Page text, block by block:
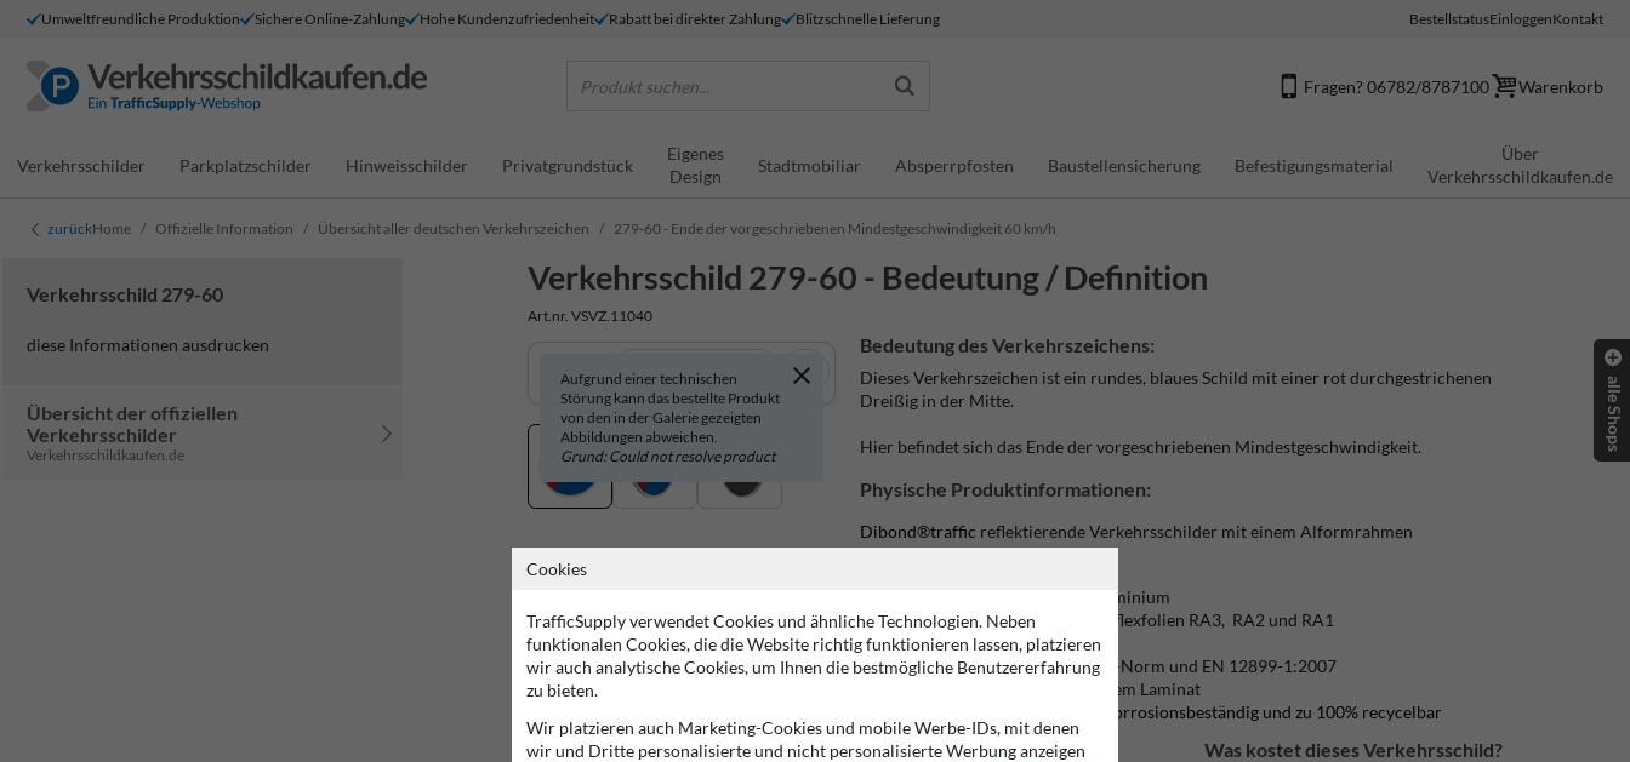
Umweltfreundliche Produktion Sichere Online-Zahlung Hohe Kundenzufriedenheit Rabatt bei direkter Zahlung Blitzschnelle Lieferung BestellstatusEinloggenKontakt
Produkt suchen... Fragen? 06782/8787100 Warenkorb
Verkehrsschilder Parkplatzschilder Hinweisschilder Privatgrundstück
Eigenes
Design
Stadtmobiliar Absperrpfosten Baustellensicherung Befestigungsmaterial
Über
Verkehrsschildkaufen.de
zurückHome Offizielle Information Übersicht aller deutschen Verkehrszeichen 279-60 - Ende der vorgeschriebenen Mindestgeschwindigkeit 60 km/h
Verkehrsschild 279-60
diese Informationen ausdrucken
Übersicht der offiziellen
Verkehrsschilder
Verkehrsschildkaufen.de
Verkehrsschild 279-60 - Bedeutung / Definition
Art.nr. VSVZ.11040
Aufgrund einer technischen
Störung kann das bestellte Produkt
von den in der Galerie gezeigten
Abbildungen abweichen.
Grund: Could not resolve product
In 3D anzeigen
Bedeutung des Verkehrszeichens:
Dieses Verkehrszeichen ist ein rundes, blaues Schild mit einer rot durchgestrichenen
Dreißig in der Mitte.
Hier befindet sich das Ende der vorgeschriebenen Mindestgeschwindigkeit.
Physische Produktinformationen:
Dibond®traffic reflektierende Verkehrsschilder mit einem Alformrahmen
Rückseite (Verkehrs)grau / Aluminium
Wahl zwischen den (höchst) Reflexfolien RA3, RA2 und RA1
In mehreren Größen erhältlich
Produktionsprozess gemäß CE-Norm und EN 12899-1:2007
Ausgestattet mit UV-beständigem Laminat
Material aus Dibond®traffic, korrosionsbeständig und zu 100% recycelbar
Was kostet dieses Verkehrsschild?
alle Shops
Cookies
TrafficSupply verwendet Cookies und ähnliche Technologien. Neben
funktionalen Cookies, die die Website richtig funktionieren lassen, platzieren
wir auch analytische Cookies, um Ihnen die bestmögliche Benutzererfahrung
zu bieten.
Wir platzieren auch Marketing-Cookies und mobile Werbe-IDs, mit denen
wir und Dritte personalisierte und nicht personalisierte Werbung anzeigen